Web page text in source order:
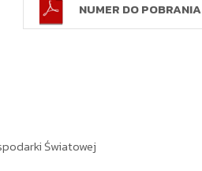
NUMER DO POBRANIA
Światowej